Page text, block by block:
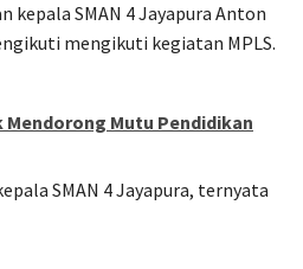
SMAN 4 Jayapura Anton
mengikuti kegiatan MPLS.
Mutu Pendidikan
SMAN 4 Jayapura, ternyata